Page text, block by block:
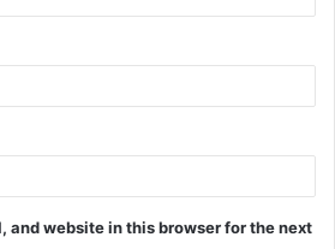
and website in this browser for the next